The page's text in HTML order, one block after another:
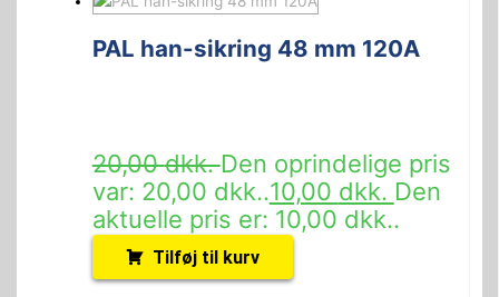
PAL han-sikring 48 mm 120A
20,00dkk.Den oprindelige pris
var: 20,00 dkk..10,00 dkk. Den
aktuelle pris er: 10,00 dkk..
Tilføj til kurv